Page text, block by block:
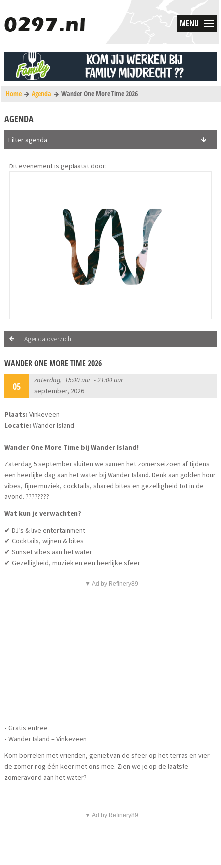
MENU
Home Agenda Wander One More Time 2026
AGENDA
Filter agenda
Dit evenement is geplaatst door:
Agenda overzicht
WANDER ONE MORE TIME 2026
05
zaterdag, 15:00 uur - 21:00 uur
september, 2026
Plaats: Vinkeveen
Locatie: Wander Island
Wander One More Time bij Wander Island!
Zaterdag 5 september sluiten we samen het zomerseizoen af tijdens
een heerlijke dag aan het water bij Wander Island. Denk aan golden hour
vibes, fijne muziek, cocktails, shared bites en gezelligheid tot in de
avond. ????????
Wat kun je verwachten?
✔ DJ’s & live entertainment
✔ Cocktails, wijnen & bites
✔ Sunset vibes aan het water
✔ Gezelligheid, muziek en een heerlijke sfeer
▼ Ad by Refinery89
• Gratis entree
• Wander Island – Vinkeveen
Kom borrelen met vrienden, geniet van de sfeer op het terras en vier
de zomer nog één keer met ons mee. Zien we je op de laatste
zomeravond aan het water?
▼ Ad by Refinery89